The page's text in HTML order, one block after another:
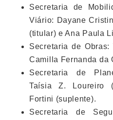
Secretaria de
Viário: Dayane
(titular) e Ana Paula
Secretaria de
Camilla Fernanda da
Secretaria de
Taísia Z. Loureiro
Fortini (suplente).
Secretaria de